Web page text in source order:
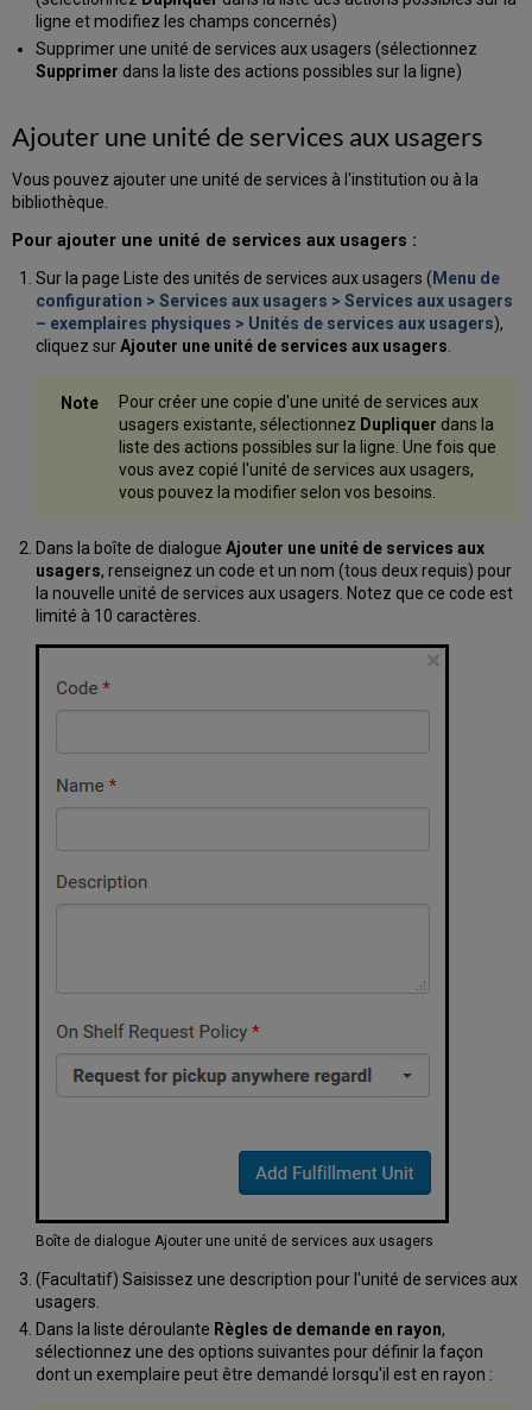
ligne et modifiez les champs concernés)
Supprimer une unité de services aux usagers (sélectionnez
Supprimer dans la liste des actions possibles sur la ligne)
Ajouter une unité de services aux usagers
Vous pouvez ajouter une unité de services à l'institution ou à la
bibliothèque.
Pour ajouter une unité de services aux usagers :
Sur la page Liste des unités de services aux usagers (Menu de
configuration > Services aux usagers > Services aux usagers
– exemplaires physiques > Unités de services aux usagers),
cliquez surAjouter une unité de services aux usagers
Pour créer une copie d'une unité de services aux
usagers existante, sélectionnez Dupliquer dans la
liste des actions possibles sur la ligne. Une fois que
vous avez copié l'unité de services aux usagers,
vous pouvez la modifier selon vos besoins.
Dans la boîte de dialogue Ajouter une unité de services aux
usagers, renseignez un code et un nom (tous deux requis) pour
la nouvelle unité de services aux usagers. Notez que ce code est
limité à 10 caractères.
Boîte de dialogue Ajouter une unité de services aux usagers
(Facultatif) Saisissez une description pour l'unité de services aux
usagers.
Dans la liste déroulante Règles de demande en rayon,
sélectionnez une des options suivantes pour définir la façon
dont un exemplaire peut être demandé lorsqu'il est en rayon :